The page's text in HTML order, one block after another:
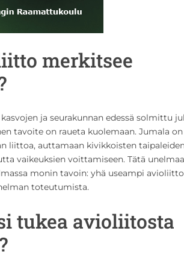
merkitsee
ja seurakunnan edessä solmittu
tavoite on raueta kuolemaan. Jumala on
liittoa, auttamaan kivikkoisten
vaikeuksien voittamiseen. Tätä unelmaa
monin tavoin: yhä useampi
toteutumista.
tukea avioliitosta